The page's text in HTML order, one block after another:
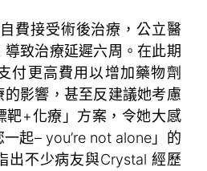
費接受術後治療，公立醫
導致治療延遲六周。在此期
付更高費用以增加藥物劑
影響，甚至反建議她考慮
靶+化療」方案，令她大感
起– you’re not alone」的
出不少病友與Crystal 經歷